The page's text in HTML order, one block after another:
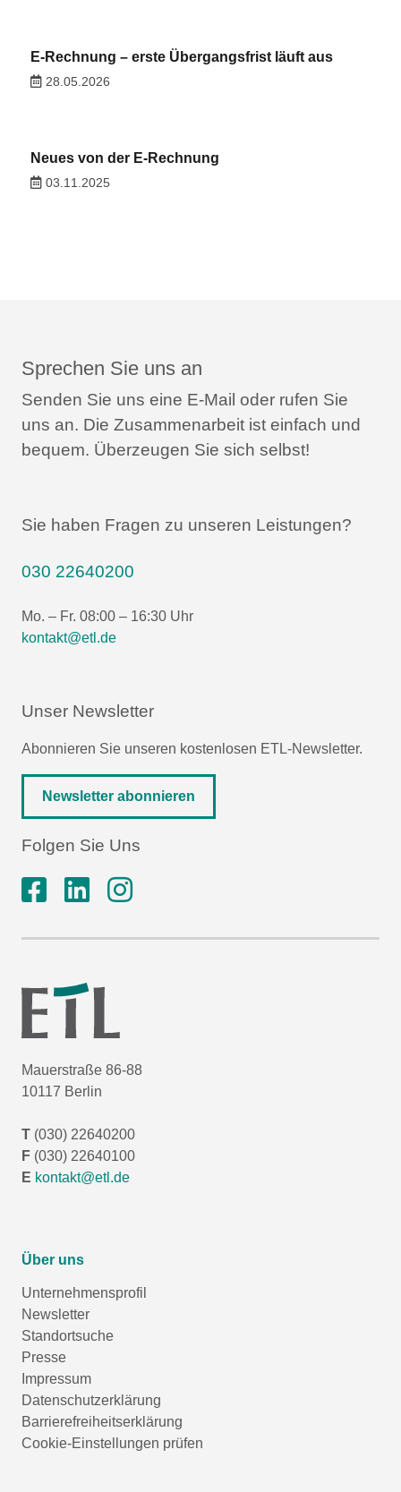
E-Rechnung – erste Übergangsfrist läuft aus
28.05.2026
Neues von der E-Rechnung
03.11.2025
Sprechen Sie uns an
Senden Sie uns eine E-Mail oder rufen Sie
uns an. Die Zusammenarbeit ist einfach und
bequem. Überzeugen Sie sich selbst!
Sie haben Fragen zu unseren Leistungen?
030 22640200
Mo. – Fr. 08:00 – 16:30 Uhr
kontakt@etl.de
Unser Newsletter
Abonnieren Sie unseren kostenlosen ETL-Newsletter.
Newsletter abonnieren
Folgen Sie Uns
Mauerstraße 86-88
10117 Berlin
T (030) 22640200
F (030) 22640100
E kontakt@etl.de
Über uns
Unternehmensprofil
Newsletter
Standortsuche
Presse
Impressum
Datenschutzerklärung
Barrierefreiheitserklärung
Cookie-Einstellungen prüfen